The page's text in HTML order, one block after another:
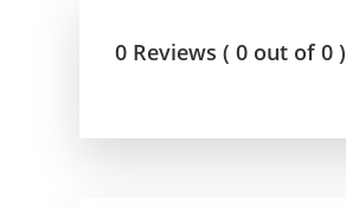
0 Reviews ( 0 out of 0 )